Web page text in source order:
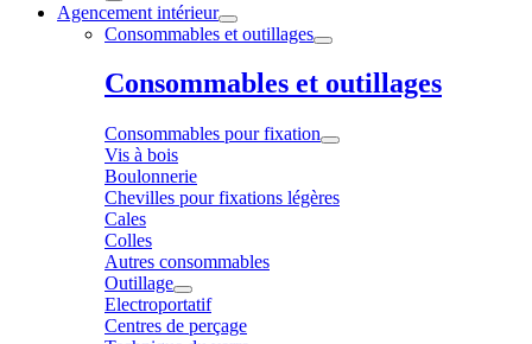
Agencement intérieur
Consommables et outillages
Consommables et outillages
Consommables pour fixation
Vis à bois
Boulonnerie
Chevilles pour fixations légères
Cales
Colles
Autres consommables
Outillage
Electroportatif
Centres de perçage